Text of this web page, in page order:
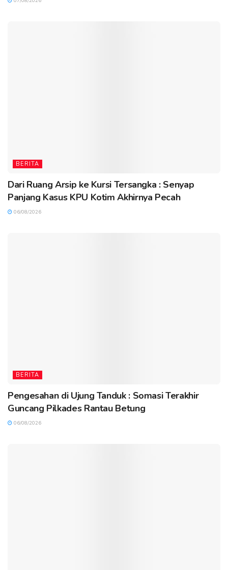
BERITA
Dari Ruang Arsip ke Kursi Tersangka : Senyap
Panjang Kasus KPU Kotim Akhirnya Pecah
06/08/2026
BERITA
Pengesahan di Ujung Tanduk : Somasi Terakhir
Guncang Pilkades Rantau Betung
06/08/2026